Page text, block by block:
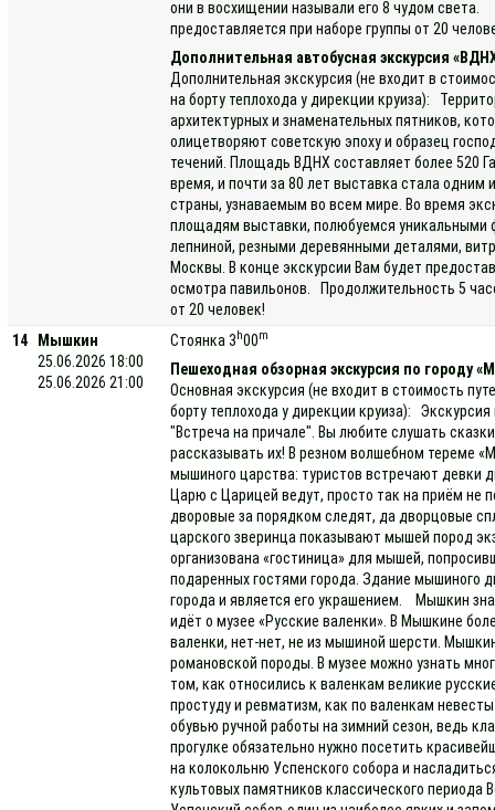
они в восхищении называли его 8 чудом
предоставляется при наборе группы от 20
Дополнительная автобусная экскурсия
Дополнительная экскурсия (не входит в
на борту теплохода у дирекции круиза):
архитектурных и знаменательных пятников,
олицетворяют советскую эпоху и образец
течений. Площадь ВДНХ составляет более 520
время, и почти за 80 лет выставка стала
страны, узнаваемым во всем мире. Во время
площадям выставки, полюбуемся уникальными
лепниной, резными деревянными деталями,
Москвы. В конце экскурсии Вам будет
осмотра павильонов. Продолжительность 5
от 20 человек!
14
Мышкин
25.06.2026 18:00
25.06.2026 21:00
Стоянка 3 h00m
Пешеходная обзорная экскурсия по городу
Основная экскурсия (не входит в стоимость
борту теплохода у дирекции круиза):
"Встреча на причале". Вы любите слушать
рассказывать их! В резном волшебном тереме
мышиного царства: туристов встречают девки
Царю с Царицей ведут, просто так на приём не
дворовые за порядком следят, да дворцовые
царского зверинца показывают мышей пород
организована «гостиница» для мышей,
подаренных гостями города. Здание мышиного
города и является его украшением. Мышкин
идёт о музее «Русские валенки». В Мышкине
валенки, нет-нет, не из мышиной шерсти.
романовской породы. В музее можно узнать
том, как относились к валенкам великие
простуду и ревматизм, как по валенкам
обувью ручной работы на зимний сезон, ведь
прогулке обязательно нужно посетить
на колокольню Успенского собора и
культовых памятников классического